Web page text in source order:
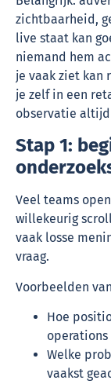
zichtbaarheid,
live staat kan
niemand hem
je vaak ziet kan
je zelf in een
observatie
Stap 1:
Veel teams
willekeurig
vaak losse
vraag.
Voorbeelden
Hoe
operations
Welke
vaakst